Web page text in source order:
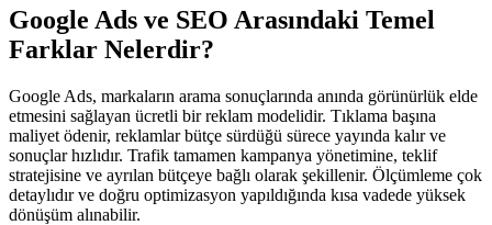
Google Ads ve SEO Arasındaki Temel
Farklar Nelerdir?
Google Ads, markaların arama sonuçlarında anında görünürlük elde
etmesini sağlayan ücretli bir reklam modelidir. Tıklama başına
maliyet ödenir, reklamlar bütçe sürdüğü sürece yayında kalır ve
sonuçlar hızlıdır. Trafik tamamen kampanya yönetimine, teklif
stratejisine ve ayrılan bütçeye bağlı olarak şekillenir. Ölçümleme çok
detaylıdır ve doğru optimizasyon yapıldığında kısa vadede yüksek
dönüşüm alınabilir.